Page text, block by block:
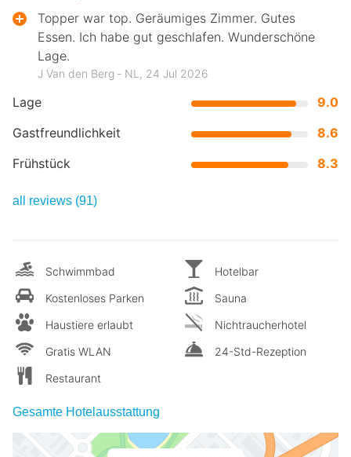
Lage
9.0
Gastfreundlichkeit
8.6
Frühstück
8.3
Topper war top. Geräumiges Zimmer. Gutes
Essen. Ich habe gut geschlafen. Wunderschöne
Lage.
J Van den Berg ‐ NL, 24 Jul 2026
all reviews (91)
Schwimmbad
Kostenloses Parken
Haustiere erlaubt
Gratis WLAN
Restaurant
Hotelbar
Sauna
Nichtraucherhotel
24-Std-Rezeption
Gesamte Hotelausstattung